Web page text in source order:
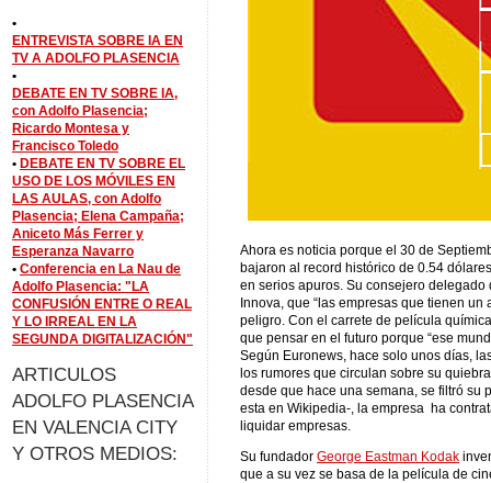
Ahora es noticia porque el 30 de
bajaron al record histórico de 0.54
en serios apuros. Su consejero
Innova, que “las empresas que tienen
peligro. Con el carrete de película
que pensar en el futuro porque “ese
Según Euronews, hace solo unos días,
los rumores que circulan sobre su
desde que hace una semana, se filtró su
esta en Wikipedia-, la empresa ha
liquidar empresas.
Su fundador George Eastman Kodak
que a su vez se basa de la película de
•
ENTREVISTA SOBRE IA EN
TV A ADOLFO PLASENCIA
•
DEBATE EN TV SOBRE IA,
con Adolfo Plasencia;
Ricardo Montesa y
Francisco Toledo
• DEBATE EN TV SOBRE EL
USO DE LOS MÓVILES EN
LAS AULAS, con Adolfo
Plasencia; Elena Campaña;
Aniceto Más Ferrer y
Esperanza Navarro
• Conferencia en La Nau de
Adolfo Plasencia: "LA
CONFUSIÓN ENTRE O REAL
Y LO IRREAL EN LA
SEGUNDA DIGITALIZACIÓN"
ARTICULOS
ADOLFO PLASENCIA
EN VALENCIA CITY
Y OTROS MEDIOS: